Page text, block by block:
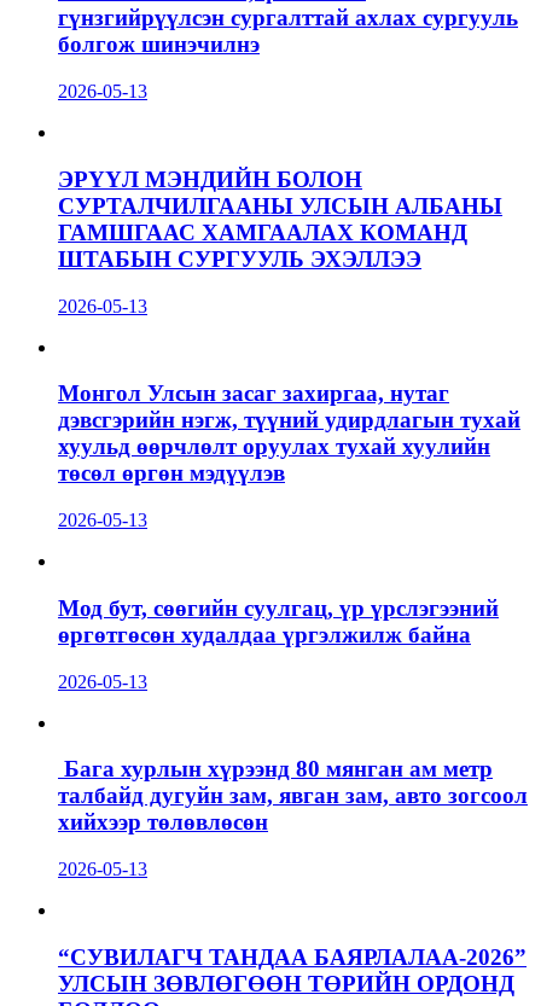
гүнзгийрүүлсэн сургалттай ахлах сургууль
болгож шинэчилнэ
2026-05-13
ЭРҮҮЛ МЭНДИЙН БОЛОН
СУРТАЛЧИЛГААНЫ УЛСЫН АЛБАНЫ
ГАМШГААС ХАМГААЛАХ КОМАНД
ШТАБЫН СУРГУУЛЬ ЭХЭЛЛЭЭ
2026-05-13
Монгол Улсын засаг захиргаа, нутаг
дэвсгэрийн нэгж, түүний удирдлагын тухай
хуульд өөрчлөлт оруулах тухай хуулийн
төсөл өргөн мэдүүлэв
2026-05-13
Мод бут, сөөгийн суулгац, үр үрслэгээний
өргөтгөсөн худалдаа үргэлжилж байна
2026-05-13
Бага хурлын хүрээнд 80 мянган ам метр
талбайд дугуйн зам, явган зам, авто зогсоол
хийхээр төлөвлөсөн
2026-05-13
“СУВИЛАГЧ ТАНДАА БАЯРЛАЛАА-2026”
УЛСЫН ЗӨВЛӨГӨӨН ТӨРИЙН ОРДОНД